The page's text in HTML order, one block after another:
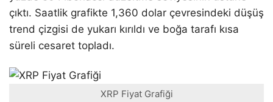
çıktı. Saatlik grafikte 1,360 dolar çevresindeki düşüş
trend çizgisi de yukarı kırıldı ve boğa tarafı kısa
süreli cesaret topladı.
XRP Fiyat Grafiği